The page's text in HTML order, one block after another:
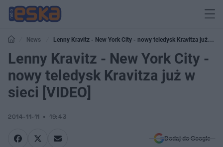
News
Lenny Kravitz - New York City - nowy teledysk Kravitza już w
sieci [VIDEO]
Lenny Kravitz - New York City -
nowy teledysk Kravitza już w
sieci [VIDEO]
2014-11-11 19:43
Dodaj do Google